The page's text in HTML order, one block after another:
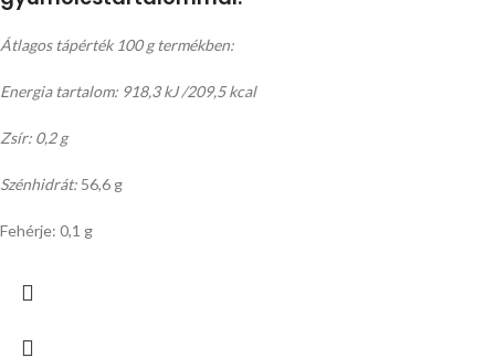
Átlagos tápérték 100 g termékben:
Energia tartalom: 918,3 kJ /209,5 kcal
Zsír: 0,2 g
Szénhidrát: 56,6 g
Fehérje: 0,1 g